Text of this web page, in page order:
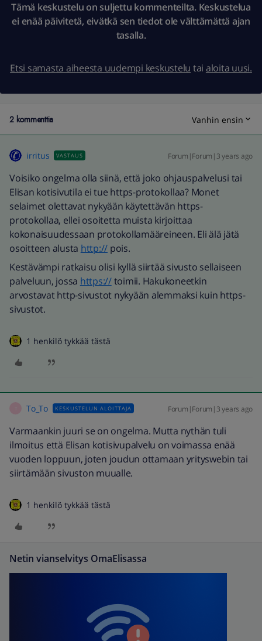
Tämä keskustelu on suljettu kommenteilta. Keskustelua
ei enää päivitetä, eivätkä sen tiedot ole välttämättä ajan
tasalla.
Etsi samasta aiheesta uudempi keskustelu tai aloita uusi.
2 kommenttia Vanhin ensin
irritus VASTAUS Forum|Forum|3 years ago
Voisiko ongelma olla siinä, että joko ohjauspalvelusi tai
Elisan kotisivutila ei tue https-protokollaa? Monet
selaimet olettavat nykyään käytettävän https-
protokollaa, ellei osoitetta muista kirjoittaa
kokonaisuudessaan protokollamääreineen. Eli älä jätä
osoitteen alusta http:// pois.
Kestävämpi ratkaisu olisi kyllä siirtää sivusto sellaiseen
palveluun, jossa https://toimii. Hakukoneetkin
arvostavat http-sivustot nykyään alemmaksi kuin https-
sivustot.
1 henkilö tykkää tästä
To_To KESKUSTELUN ALOITTAJA Forum|Forum|3 years ago
Varmaankin juuri se on ongelma. Mutta nythän tuli
ilmoitus että Elisan kotisivupalvelu on voimassa enää
vuoden loppuun, joten joudun ottamaan yrityswebin tai
siirtämään sivuston muualle.
1 henkilö tykkää tästä
Netin vianselvitys OmaElisassa